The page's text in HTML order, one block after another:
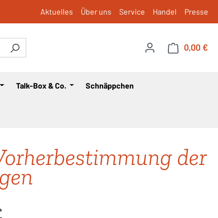
Aktuelles Über uns Service Handel Presse
0,00 €
Talk-Box & Co. Schnäppchen
der